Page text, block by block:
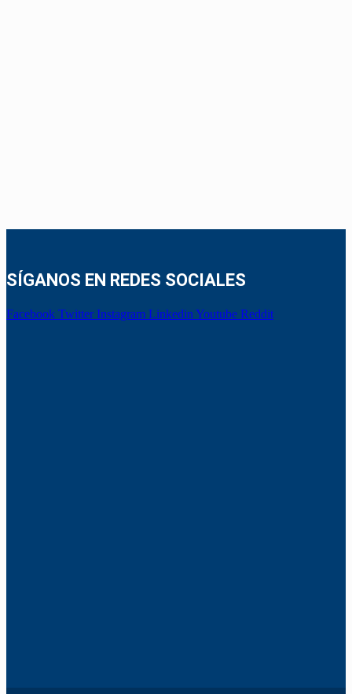
SÍGANOS EN REDES SOCIALES
Facebook Twitter Instagram Linkedin Youtube Reddit